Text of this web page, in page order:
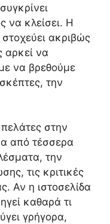
να κλείσει. Η
ακριβώς
αρκεί να
να βρεθούμε
την
στην
από τέσσερα
την
τις κριτικές
Αν η ιστοσελίδα
καθαρά τι
γρήγορα,